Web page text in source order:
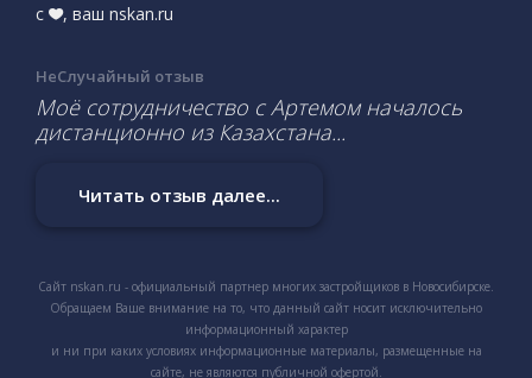
с , ваш nskan.ru
НеСлучайный отзыв
Моё сотрудничество с Артемом началось
дистанционно из Казахстана...
Читать отзыв далее...
Сайт nskan.ru - официальный партнер многих застройщиков в Новосибирске.
Обращаем Ваше внимание на то, что данный сайт носит исключительно
информационный характер
и ни при каких условиях информационные материалы, размещенные на
сайте, не являются публичной офертой.